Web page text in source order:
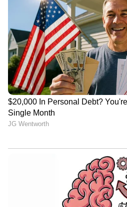
സൂക്ഷിച്ച് വാഹനം
മദ്യപിക്കുന്നവരല്ല.
എന്ന കുറിപ്പോടെയാണ്
വീഡിയോ പങ്കുവച്ചത്.
പെരുമാറുന്ന മാനുകൾ